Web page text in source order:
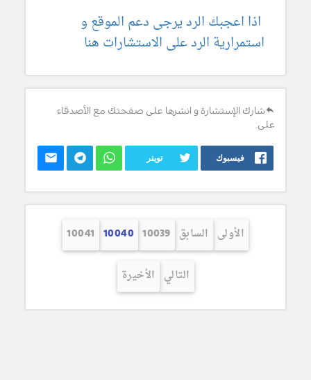
اذا اعجبك الرد يرجى دعم الموقع و
استمرارية الرد على الاستشارات هنا
شارك الإستشارة و انشرها على صفحتك مع الأصدقاء
على:
فيسبوك تويتر
الأولى السابق 10039
10040
10041
التالي الأخيرة